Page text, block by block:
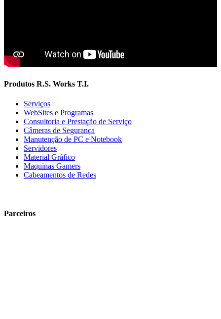
Produtos R.S. Works T.I.
Serviços
WebSites e Programas
Consultoria e Prestação de Serviço
Câmeras de Segurança
Manutenção de PC e Notebook
Servidores
Material Gráfico
Maquinas Gamers
Cabeamentos de Redes
Parceiros